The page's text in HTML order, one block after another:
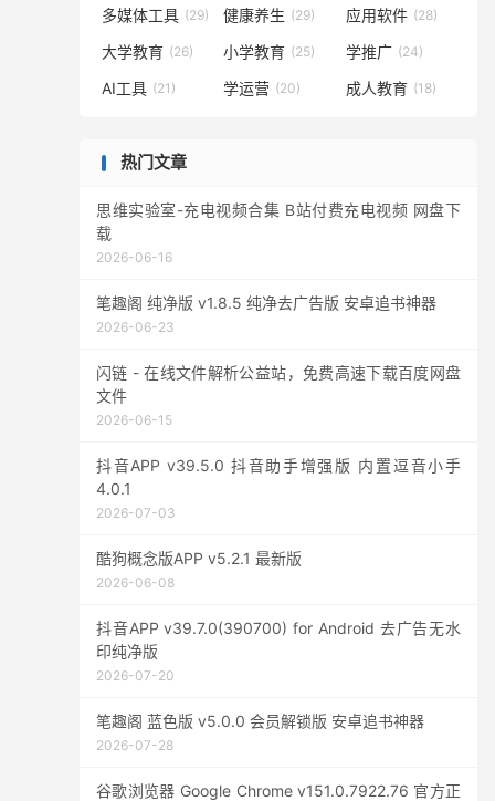
多媒体工具 (29) 健康养生 (29) 应用软件 (28)
大学教育 (26) 小学教育 (25) 学推广 (24)
AI工具 (21) 学运营 (20) 成人教育 (18)
热门文章
思维实验室-充电视频合集 B站付费充电视频 网盘下
载
2026-06-16
笔趣阁 纯净版 v1.8.5 纯净去广告版 安卓追书神器
2026-06-23
闪链 - 在线文件解析公益站，免费高速下载百度网盘
文件
2026-06-15
抖音APP v39.5.0 抖音助手增强版 内置逗音小手
4.0.1
2026-07-03
酷狗概念版APP v5.2.1 最新版
2026-06-08
抖音APP v39.7.0(390700) for Android 去广告无水
印纯净版
2026-07-20
笔趣阁 蓝色版 v5.0.0 会员解锁版 安卓追书神器
2026-07-28
谷歌浏览器 Google Chrome v151.0.7922.76 官方正